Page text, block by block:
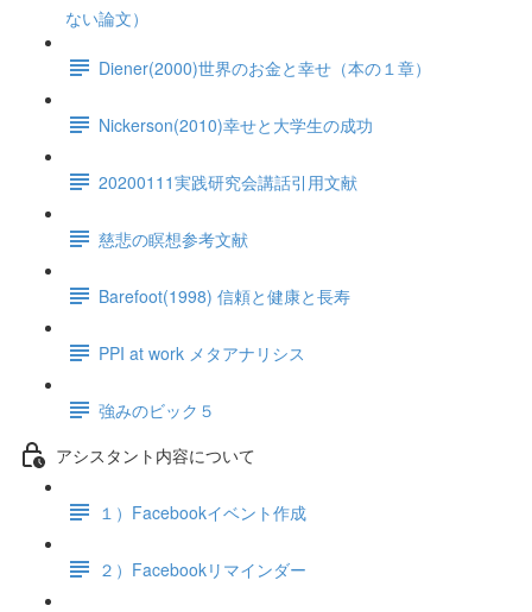
ない論文）
Diener(2000)世界のお金と幸せ（本の１章）
Nickerson(2010)幸せと大学生の成功
20200111実践研究会講話引用文献
慈悲の瞑想参考文献
Barefoot(1998) 信頼と健康と長寿
PPI at work メタアナリシス
強みのビック５
アシスタント内容について
１）Facebookイベント作成
２）Facebookリマインダー